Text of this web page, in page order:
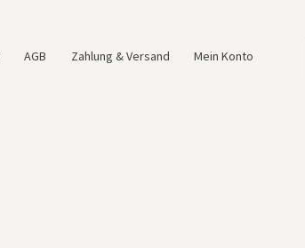
AGB Zahlung & Versand Mein Konto